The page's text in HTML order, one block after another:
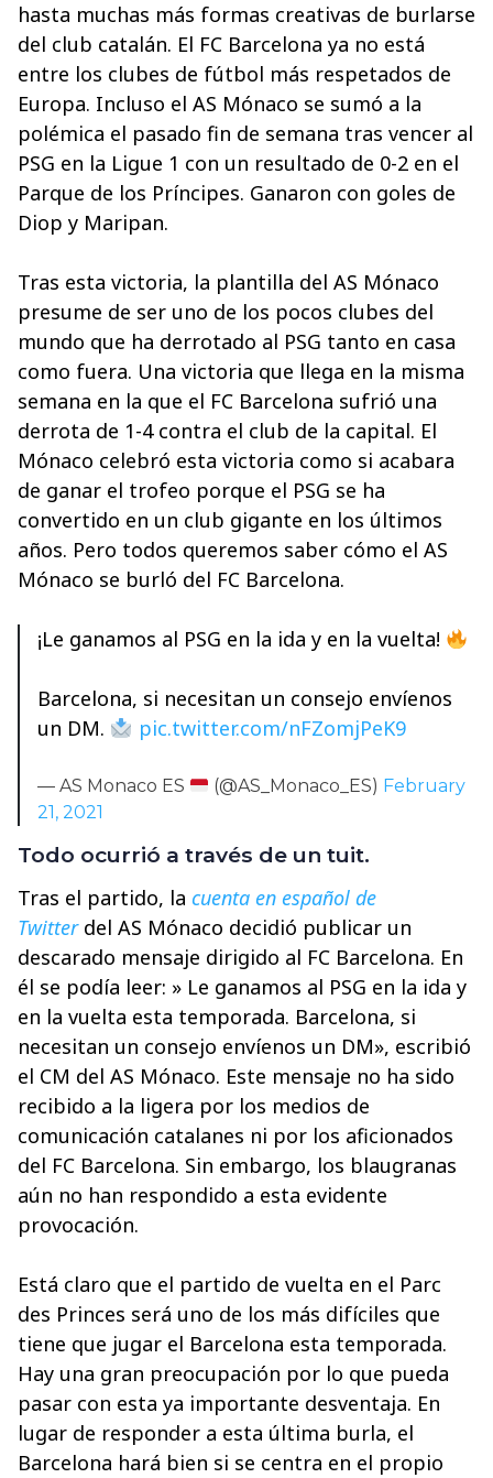
hasta muchas más formas creativas de burlarse
del club catalán. El FC Barcelona ya no está
entre los clubes de fútbol más respetados de
Europa. Incluso el AS Mónaco se sumó a la
polémica el pasado fin de semana tras vencer al
PSG en la Ligue 1 con un resultado de 0-2 en el
Parque de los Príncipes. Ganaron con goles de
Diop y Maripan.
Tras esta victoria, la plantilla del AS Mónaco
presume de ser uno de los pocos clubes del
mundo que ha derrotado al PSG tanto en casa
como fuera. Una victoria que llega en la misma
semana en la que el FC Barcelona sufrió una
derrota de 1-4 contra el club de la capital. El
Mónaco celebró esta victoria como si acabara
de ganar el trofeo porque el PSG se ha
convertido en un club gigante en los últimos
años. Pero todos queremos saber cómo el AS
Mónaco se burló del FC Barcelona.
¡Le ganamos al PSG en la ida y en la vuelta!
Barcelona, si necesitan un consejo envíenos
un DM.
pic.twitter.com/nFZomjPeK9
— AS Monaco ES (@AS_Monaco_ES) February
21, 2021
Todo ocurrió a través de un tuit.
Tras el partido, la cuenta en español de
Twitterdel AS Mónaco decidió publicar un
descarado mensaje dirigido al FC Barcelona. En
él se podía leer: » Le ganamos al PSG en la ida y
en la vuelta esta temporada. Barcelona, si
necesitan un consejo envíenos un DM», escribió
el CM del AS Mónaco. Este mensaje no ha sido
recibido a la ligera por los medios de
comunicación catalanes ni por los aficionados
del FC Barcelona. Sin embargo, los blaugranas
aún no han respondido a esta evidente
provocación.
Está claro que el partido de vuelta en el Parc
des Princes será uno de los más difíciles que
tiene que jugar el Barcelona esta temporada.
Hay una gran preocupación por lo que pueda
pasar con esta ya importante desventaja. En
lugar de responder a esta última burla, el
Barcelona hará bien si se centra en el propio